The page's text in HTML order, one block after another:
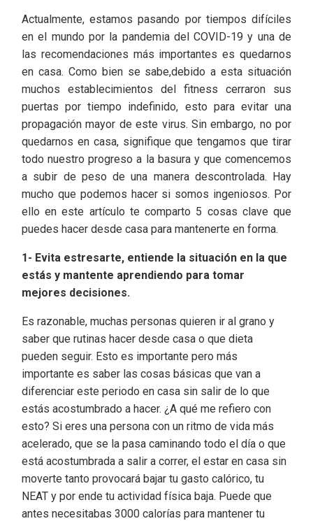
Actualmente, estamos pasando por tiempos difíciles
en el mundo por la pandemia del COVID-19 y una de
las recomendaciones más importantes es quedarnos
en casa. Como bien se sabe,debido a esta situación
muchos establecimientos del fitness cerraron sus
puertas por tiempo indefinido, esto para evitar una
propagación mayor de este virus. Sin embargo, no por
quedarnos en casa, signifique que tengamos que tirar
todo nuestro progreso a la basura y que comencemos
a subir de peso de una manera descontrolada. Hay
mucho que podemos hacer si somos ingeniosos. Por
ello en este artículo te comparto 5 cosas clave que
puedes hacer desde casa para mantenerte en forma.
1- Evita estresarte, entiende la situación en la que
estás y mantente aprendiendo para tomar
mejores decisiones.
Es razonable, muchas personas quieren ir al grano y
saber que rutinas hacer desde casa o que dieta
pueden seguir. Esto es importante pero más
importante es saber las cosas básicas que van a
diferenciar este periodo en casa sin salir de lo que
estás acostumbrado a hacer. ¿A qué me refiero con
esto? Si eres una persona con un ritmo de vida más
acelerado, que se la pasa caminando todo el día o que
está acostumbrada a salir a correr, el estar en casa sin
moverte tanto provocará bajar tu gasto calórico, tu
NEAT y por ende tu actividad física baja. Puede que
antes necesitabas 3000 calorías para mantener tu